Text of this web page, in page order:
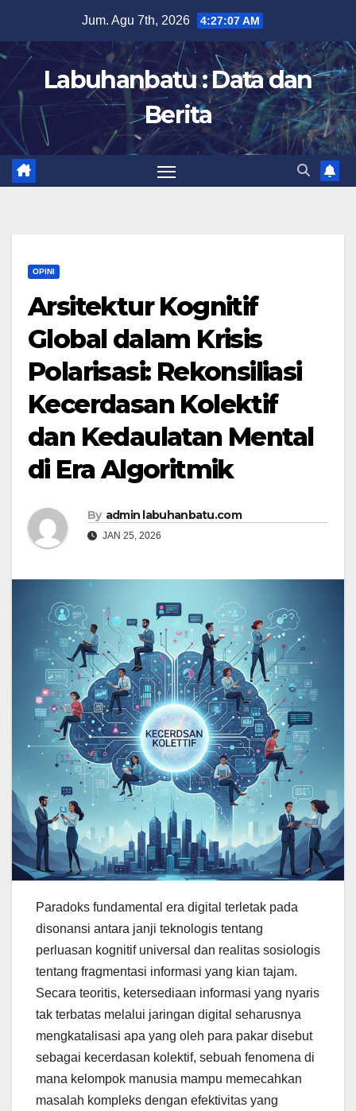
content
Jum. Agu 7th, 2026 4:27:07 AM
Labuhanbatu : Data dan
Berita
OPINI
Arsitektur Kognitif
Global dalam Krisis
Polarisasi: Rekonsiliasi
Kecerdasan Kolektif
dan Kedaulatan Mental
di Era Algoritmik
By admin labuhanbatu.com
JAN 25, 2026
Paradoks fundamental era digital terletak pada
disonansi antara janji teknologis tentang
perluasan kognitif universal dan realitas sosiologis
tentang fragmentasi informasi yang kian tajam.
Secara teoritis, ketersediaan informasi yang nyaris
tak terbatas melalui jaringan digital seharusnya
mengkatalisasi apa yang oleh para pakar disebut
sebagai kecerdasan kolektif, sebuah fenomena di
mana kelompok manusia mampu memecahkan
masalah kompleks dengan efektivitas yang